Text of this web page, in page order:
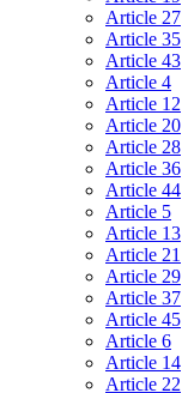
Article 27
Article 35
Article 43
Article 4
Article 12
Article 20
Article 28
Article 36
Article 44
Article 5
Article 13
Article 21
Article 29
Article 37
Article 45
Article 6
Article 14
Article 22